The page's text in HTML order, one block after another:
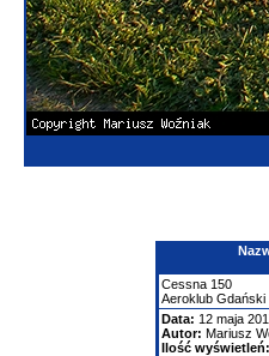
Cessna 150
Aeroklub Gdański
Data: 12 maja
Autor: Mariusz
Ilość wyświetleń: